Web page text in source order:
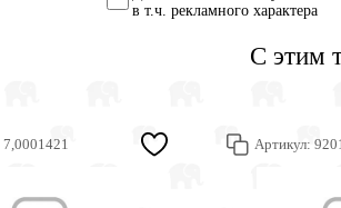
в т.ч. рекламного характера
С этим
7,0001421 Артикул: